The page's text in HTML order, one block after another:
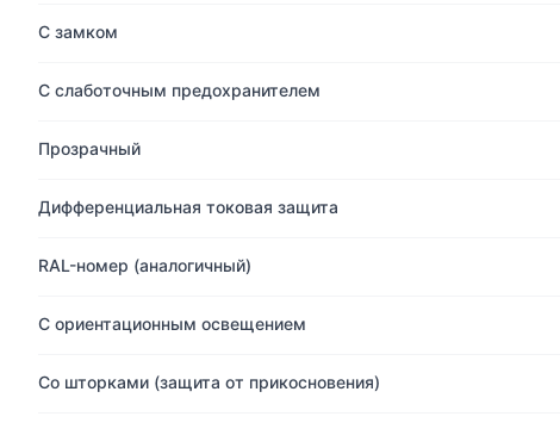
С замком
С слаботочным предохранителем
Прозрачный
Дифференциальная токовая защита
RAL-номер (аналогичный)
С ориентационным освещением
Со шторками (защита от прикосновения)